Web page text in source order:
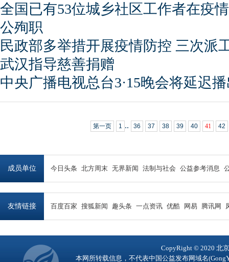
全国已有53位城乡社区工作者在疫
公殉职
民政部多举措开展疫情防控 三次派
武汉指导慈善捐赠
中央广播电视总台3·15晚会将延迟
第一页 1 .. 36 37 38 39 40 41 42
成员单位 今日头条 北方周末 无界新闻 法制与社会 公益参考消息
友情链接 百度百家 搜狐新闻 趣头条 一点资讯 优酷 网易 腾讯网
CopyRight © 2020 北
本网所转载信息，不代表中国公益发布网域名